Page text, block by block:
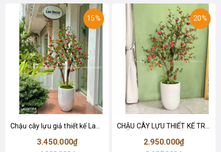
15%
3.450.000₫
20%
2.950.000₫